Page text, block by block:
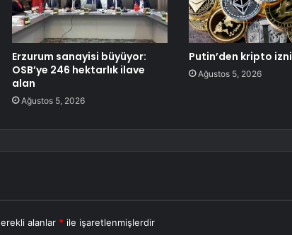
Erzurum sanayisi büyüyor:
OSB’ye 246 hektarlık ilave
alan
Ağustos 5, 2026
Putin’den kripto izni
Ağustos 5, 2026
alanlar * ile işaretlenmişlerdir